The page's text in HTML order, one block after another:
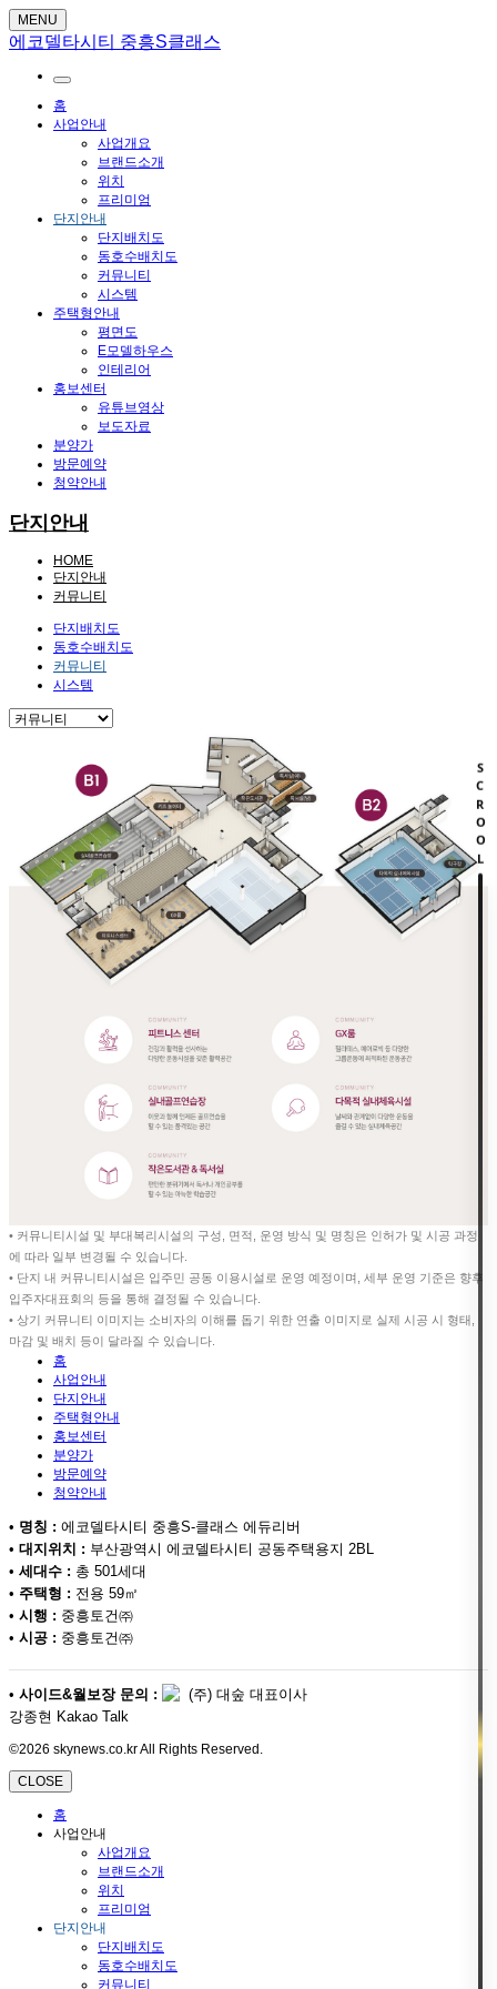
MENU
에코델타시티 중흥S클래스
홈
사업안내
사업개요
브랜드소개
위치
프리미엄
단지안내
단지배치도
동호수배치도
커뮤니티
시스템
주택형안내
평면도
E모델하우스
인테리어
홍보센터
유튜브영상
보도자료
분양가
방문예약
청약안내
단지안내
HOME
단지안내
커뮤니티
단지배치도
동호수배치도
커뮤니티
시스템
• 커뮤니티시설 및 부대복리시설의 구성, 면적, 운영 방식 및 명칭은 인허가 및 시공 과정
에 따라 일부 변경될 수 있습니다.
• 단지 내 커뮤니티시설은 입주민 공동 이용시설로 운영 예정이며, 세부 운영 기준은 향후
입주자대표회의 등을 통해 결정될 수 있습니다.
• 상기 커뮤니티 이미지는 소비자의 이해를 돕기 위한 연출 이미지로 실제 시공 시 형태,
마감 및 배치 등이 달라질 수 있습니다.
홈
사업안내
단지안내
주택형안내
홍보센터
분양가
방문예약
청약안내
• 명칭 : 에코델타시티 중흥S-클래스 에듀리버
• 대지위치 : 부산광역시 에코델타시티 공동주택용지 2BL
• 세대수 : 총 501세대
• 주택형 : 전용 59㎡
• 시행 : 중흥토건㈜
• 시공 : 중흥토건㈜
• 사이드&월보장 문의 :
(주) 대숲 대표이사
강종현 Kakao Talk
©2026 skynews.co.kr All Rights Reserved.
CLOSE
홈
사업안내
사업개요
브랜드소개
위치
프리미엄
단지안내
단지배치도
동호수배치도
커뮤니티
SCROOL